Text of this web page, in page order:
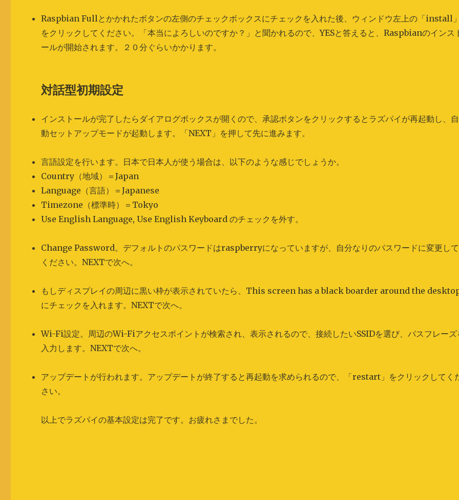
Raspbian Fullとかかれたボタンの左側のチェックボックスにチェックを入れた後、ウィンドウ左上の「install
をクリックしてください。「本当によろしいのですか？」と聞かれるので、YESと答えると、Raspbianのインス
ールが開始されます。２０分ぐらいかかります。
対話型初期設定
インストールが完了したらダイアログボックスが開くので、承認ボタンをクリックするとラズパイが再起動し、自
動セットアップモードが起動します。「NEXT」を押して先に進みます。
言語設定を行います。日本で日本人が使う場合は、以下のような感じでしょうか。
Country（地域）＝Japan
Language（言語）＝Japanese
Timezone（標準時）＝Tokyo
Use English Language, Use English Keyboard のチェックを外す。
Change Password。デフォルトのパスワードはraspberryになっていますが、自分なりのパスワードに変更して
ください。NEXTで次へ。
もしディスプレイの周辺に黒い枠が表示されていたら、This screen has a black boarder around the
にチェックを入れます。NEXTで次へ。
Wi-Fi設定。周辺のWi-Fiアクセスポイントが検索され、表示されるので、接続したいSSIDを選び、パスフレーズ
入力します。NEXTで次へ。
アップデートが行われます。アップデートが終了すると再起動を求められるので、「restart」をクリックしてく
さい。
以上でラズパイの基本設定は完了です。お疲れさまでした。